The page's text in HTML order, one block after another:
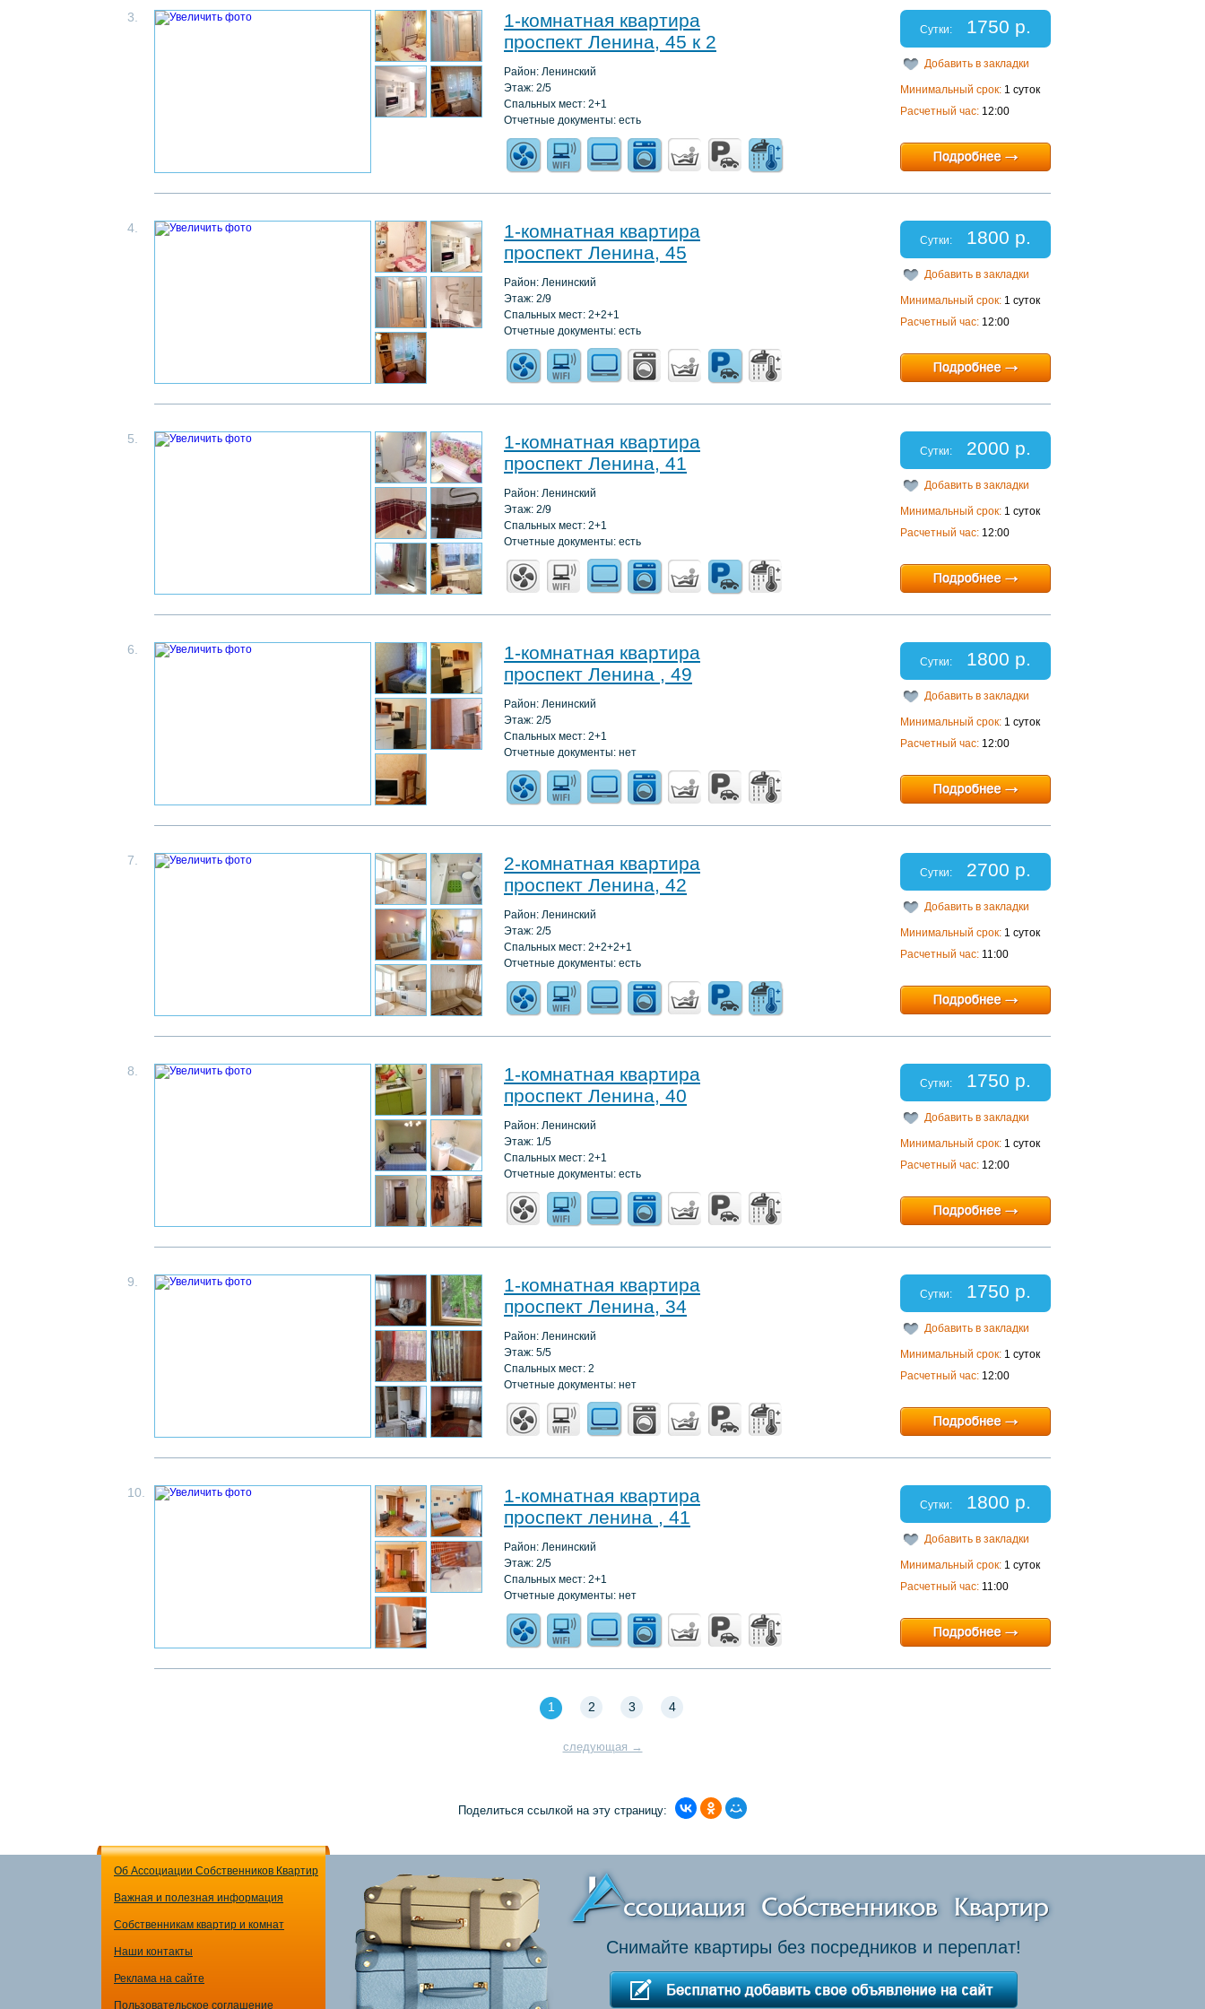
3.
1-комнатная квартира
проспект Ленина, 45 к 2
Район: Ленинский
Этаж: 2/5
Спальных мест: 2+1
Отчетные документы: есть
Сутки: 1750 р.
Добавить в закладки
Минимальный срок: 1 суток
Расчетный час: 12:00
4.
1-комнатная квартира
проспект Ленина, 45
Район: Ленинский
Этаж: 2/9
Спальных мест: 2+2+1
Отчетные документы: есть
Сутки: 1800 р.
Добавить в закладки
Минимальный срок: 1 суток
Расчетный час: 12:00
5.
1-комнатная квартира
проспект Ленина, 41
Район: Ленинский
Этаж: 2/9
Спальных мест: 2+1
Отчетные документы: есть
Сутки: 2000 р.
Добавить в закладки
Минимальный срок: 1 суток
Расчетный час: 12:00
6.
1-комнатная квартира
проспект Ленина , 49
Район: Ленинский
Этаж: 2/5
Спальных мест: 2+1
Отчетные документы: нет
Сутки: 1800 р.
Добавить в закладки
Минимальный срок: 1 суток
Расчетный час: 12:00
7.
2-комнатная квартира
проспект Ленина, 42
Район: Ленинский
Этаж: 2/5
Спальных мест: 2+2+2+1
Отчетные документы: есть
Сутки: 2700 р.
Добавить в закладки
Минимальный срок: 1 суток
Расчетный час: 11:00
8.
1-комнатная квартира
проспект Ленина, 40
Район: Ленинский
Этаж: 1/5
Спальных мест: 2+1
Отчетные документы: есть
Сутки: 1750 р.
Добавить в закладки
Минимальный срок: 1 суток
Расчетный час: 12:00
9.
1-комнатная квартира
проспект Ленина, 34
Район: Ленинский
Этаж: 5/5
Спальных мест: 2
Отчетные документы: нет
Сутки: 1750 р.
Добавить в закладки
Минимальный срок: 1 суток
Расчетный час: 12:00
10.
1-комнатная квартира
проспект ленина , 41
Район: Ленинский
Этаж: 2/5
Спальных мест: 2+1
Отчетные документы: нет
Сутки: 1800 р.
Добавить в закладки
Минимальный срок: 1 суток
Расчетный час: 11:00
1 2 3 4
следующая →
Поделиться ссылкой на эту страницу:
Об Ассоциации Собственников Квартир
Важная и полезная информация
Собственникам квартир и комнат
Наши контакты
Реклама на сайте
Пользовательское соглашение
Снимайте квартиры без посредников и переплат!